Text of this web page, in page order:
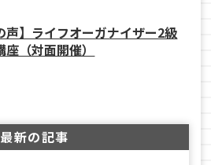
声】ライフオーガナイザー2級
（対面開催）
最新の記事